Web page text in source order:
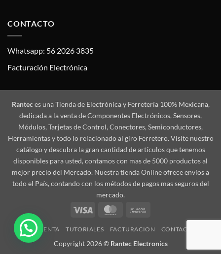
CONTACTO
Whatsapp: 56 2026 3835
Facturación Electrónica
Ranteces una Tienda de Electrónica y Ferretería 100% Mexicana,
dedicada a la venta de Componentes Electrónicos, Sensores,
Módulos, Tarjetas de Control, Conectores, Semiconductores,
Herramientas y todo lo relacionado al giro Ferretero. Visite nuestro
catálogo y descubra la gran cantidad de artículos que tenemos
disponibles para usted, contamos con mas de 5000 productos al
mejor precio del Mercado. Nuestra tienda Online ofrece envíos a
todo el País, contando con los métodos de pagos mas seguros del
mercado.
Visa
MasterCard
MI CUENTA TUTORIALES FACTURACION CONTACTO
Copyright 2026 © Rantec Electronics